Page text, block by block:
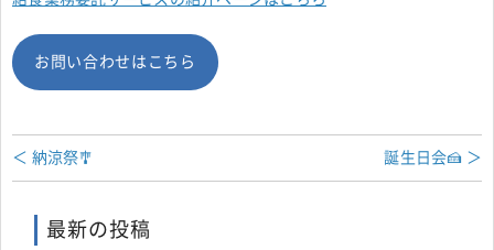
お問い合わせはこちら
誕生日会🍰 ＞
＜ 納涼祭🎐
最新の投稿